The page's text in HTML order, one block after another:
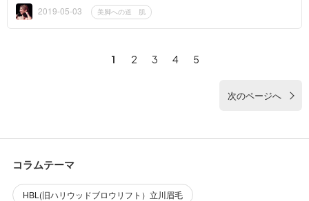
こんなことで悩ん...
2019-05-03 美脚への道 肌
1 2 3 4 5
次のページへ
コラムテーマ
HBL(旧ハリウッドブロウリフト）立川眉毛